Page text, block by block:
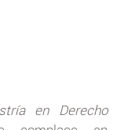
en Derecho